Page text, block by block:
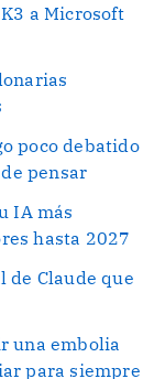
a Microsoft
poco debatido
pensar
IA más
hasta 2027
de Claude que
una embolia
para siempre